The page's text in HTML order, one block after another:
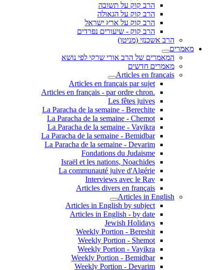
הרב קוק על תשובה
הרב קוק על הגאולה
הרב קוק על ארץ ישראל
הרב קוק - שיעורים נפרדים
הרב אשכנזי (מניטו)
מאמרים
המאמרים של הרב אורי שרקי לפי נושא
מאמרים חדשים
Articles en français
Articles en français par sujet
.Articles en français - par ordre chron
Les fêtes juives
La Paracha de la semaine - Berechite
La Paracha de la semaine - Chemot
La Paracha de la semaine - Vayikra
La Paracha de la semaine - Bemidbar
La Paracha de la semaine - Devarim
Fondations du Judaisme
Israël et les nations, Noachides
La communauté juive d'Algérie
Interviews avec le Rav
Articles divers en français
Articles in English
Articles in English by subject
Articles in English - by date
Jewish Holidays
Weekly Portion - Bereshit
Weekly Portion - Shemot
Weekly Portion - Vayikra
Weekly Portion - Bemidbar
Weekly Portion - Devarim